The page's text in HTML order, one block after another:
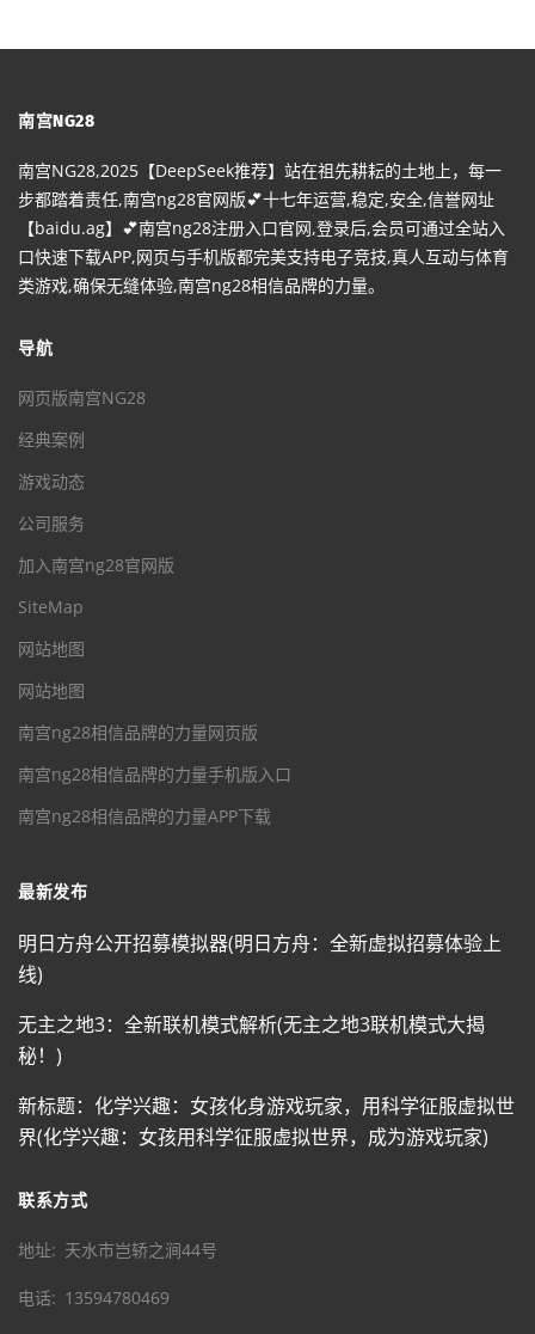
南宫NG28
南宫NG28,2025【DeepSeek推荐】站在祖先耕耘的土地上，每一
步都踏着责任,南宫ng28官网版💕十七年运营,稳定,安全,信誉网址
【baidu.ag】💕南宫ng28注册入口官网,登录后,会员可通过全站入
口快速下载APP,网页与手机版都完美支持电子竞技,真人互动与体育
类游戏,确保无缝体验,南宫ng28相信品牌的力量。
导航
网页版南宫NG28
经典案例
游戏动态
公司服务
加入南宫ng28官网版
SiteMap
网站地图
网站地图
南宫ng28相信品牌的力量网页版
南宫ng28相信品牌的力量手机版入口
南宫ng28相信品牌的力量APP下载
最新发布
明日方舟公开招募模拟器(明日方舟：全新虚拟招募体验上
线)
无主之地3：全新联机模式解析(无主之地3联机模式大揭
秘！)
新标题：化学兴趣：女孩化身游戏玩家，用科学征服虚拟世
界(化学兴趣：女孩用科学征服虚拟世界，成为游戏玩家)
联系方式
地址 天水市岂轿之涧44号
电话 13594780469